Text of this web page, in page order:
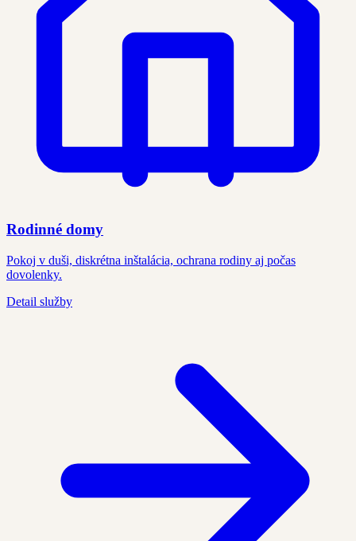
Rodinné domy
Pokoj v duši, diskrétna inštalácia, ochrana rodiny aj počas
dovolenky.
Detail služby